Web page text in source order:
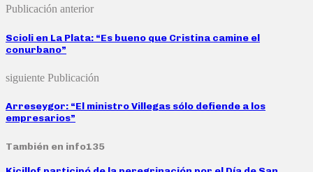
Publicación anterior
Scioli en La Plata: “Es bueno que Cristina camine el
conurbano”
siguiente Publicación
Arreseygor: “El ministro Villegas sólo defiende a los
empresarios”
También en info135